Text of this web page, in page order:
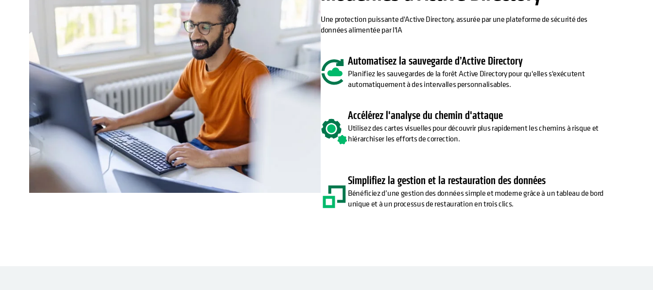
Une protection puissante d'Active Directory, assurée par une plateforme de sécurité des
données alimentée par l'IA
Automatisez la sauvegarde d’Active Directory
Planifiez les sauvegardes de la forêt Active Directory pour qu'elles s'exécutent
automatiquement à des intervalles personnalisables.
Accélérez l'analyse du chemin d'attaque
Utilisez des cartes visuelles pour découvrir plus rapidement les chemins à risque et
hiérarchiser les efforts de correction.
Simplifiez la gestion et la restauration des données
Bénéficiez d’une gestion des données simple et moderne grâce à un tableau de bord
unique et à un processus de restauration en trois clics.